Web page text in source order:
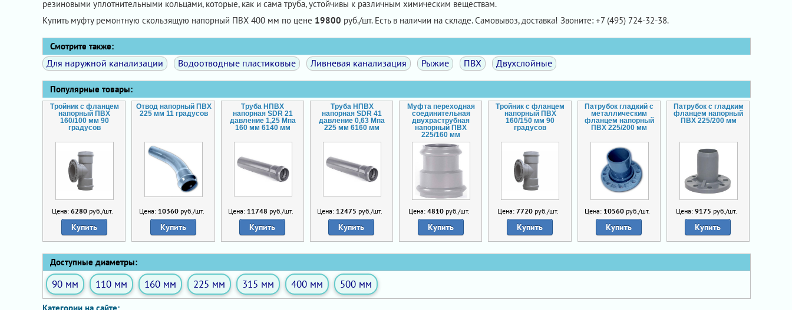
резиновыми уплотнительными кольцами, которые, как и сама труба, устойчивы к различным химическим веществам.
Купить муфту ремонтную скользящую напорный ПВХ 400 мм по цене 19800 руб./шт. Есть в наличии на складе. Самовывоз, доставка! Звоните: +7 (495) 724-32-38.
Смотрите также:
Для наружной канализации Водоотводные пластиковые Ливневая канализация Рыжие ПВХ Двухслойные
Популярные товары:
Тройник с фланцем
напорный ПВХ
160/100 мм 90
градусов
Цена:6280 руб./шт.
Купить
Отвод напорный ПВХ
225 мм 11 градусов
Цена: 10360руб./шт.
Купить
Труба НПВХ
напорная SDR 21
давление 1,25 Мпа
160 мм 6140 мм
Цена: 11748 руб./шт.
Купить
Труба НПВХ
напорная SDR 41
давление 0,63 Мпа
225 мм 6160 мм
Цена: 12475 руб./шт.
Купить
Муфта переходная
соединительная
двухраструбная
напорный ПВХ
225/160 мм
Цена:4810 руб./шт.
Купить
Тройник с фланцем
напорный ПВХ
160/150 мм 90
градусов
Цена:7720 руб./шт.
Купить
Патрубок гладкий с
металлическим
фланцем напорный
ПВХ 225/200 мм
Цена: 10560 руб./шт.
Купить
Патрубок с гладким
фланцем напорный
ПВХ 225/200 мм
Цена: 9175 руб./шт.
Купить
Доступные диаметры:
90 мм 110 мм 160 мм 225 мм 315 мм 400 мм 500 мм
Категории на сайте: